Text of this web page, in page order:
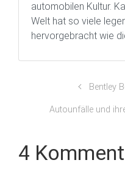
automobilen Kultur.
Welt hat so viele
hervorgebracht wie
Bentley
Autounfälle und
4